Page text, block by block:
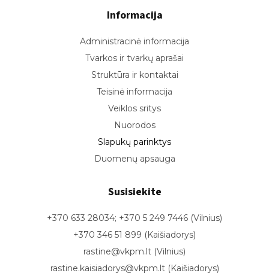
Informacija
Administracinė informacija
Tvarkos ir tvarkų aprašai
Struktūra ir kontaktai
Teisinė informacija
Veiklos sritys
Nuorodos
Slapukų parinktys
Duomenų apsauga
Susisiekite
+370 633 28034; +370 5 249 7446 (Vilnius)
+370 346 51 899 (Kaišiadorys)
rastine@vkpm.lt (Vilnius)
rastine.kaisiadorys@vkpm.lt (Kaišiadorys)